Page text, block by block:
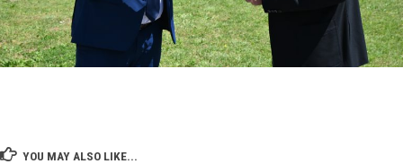
YOU MAY ALSO LIKE...